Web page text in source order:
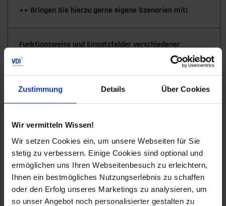
Zustimmung Details Über Cookies
Wir vermitteln Wissen!
Wir setzen Cookies ein, um unsere Webseiten für Sie
stetig zu verbessern. Einige Cookies sind optional und
ermöglichen uns Ihren Webseitenbesuch zu erleichtern,
Ihnen ein bestmögliches Nutzungserlebnis zu schaffen
oder den Erfolg unseres Marketings zu analysieren, um
so unser Angebot noch personalisierter gestalten zu
++ Bringen Sie hierzu gerne eigene Szenarien mit!
Funktionsweise und Einsatzfelder verschiedener
stationärer Batteriespeicher
Vor- und Nachteile der unterschiedlichen
stationären Batteriespeicher bei Bau, Betrieb,
Wenn große Energiemengen und
Zyklenfestigkeit im Fokus stehen: Redox-Flow
Second Life Akkus Elektroautos: Preisverfall
durch Batterieschwemme?
Neue Speichertechnologien und Trends